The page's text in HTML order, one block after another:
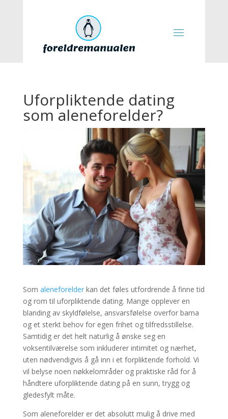
Uforpliktende dating
som aleneforelder?
Som aleneforelderkan det føles utfordrende å finne tid
og rom til uforpliktende dating. Mange opplever en
blanding av skyldfølelse, ansvarsfølelse overfor barna
og et sterkt behov for egen frihet og tilfredsstillelse.
Samtidig er det helt naturlig å ønske seg en
voksentilværelse som inkluderer intimitet og nærhet,
uten nødvendigvis å gå inn i et forpliktende forhold. Vi
vil belyse noen nøkkelområder og praktiske råd for å
håndtere uforpliktende dating på en sunn, trygg og
gledesfylt måte.
Som aleneforelder er det absolutt mulig å drive med